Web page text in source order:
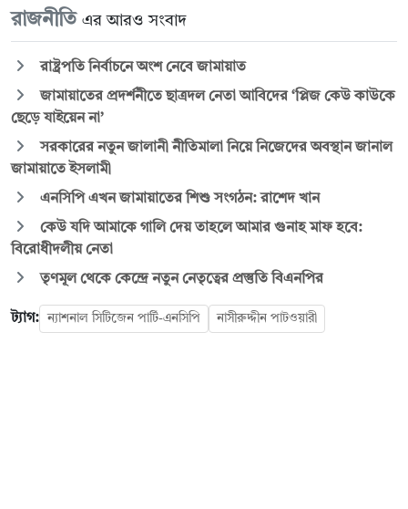
রাজনীতি এর আরও সংবাদ
রাষ্ট্রপতি নির্বাচনে অংশ নেবে জামায়াত
জামায়াতের প্রদর্শনীতে ছাত্রদল নেতা আবিদের ‘প্লিজ কেউ কাউকে
ছেড়ে যাইয়েন না’
সরকারের নতুন জালানী নীতিমালা নিয়ে নিজেদের অবস্থান জানাল
জামায়াতে ইসলামী
এনসিপি এখন জামায়াতের শিশু সংগঠন: রাশেদ খান
কেউ যদি আমাকে গালি দেয় তাহলে আমার গুনাহ মাফ হবে:
বিরোধীদলীয় নেতা
তৃণমূল থেকে কেন্দ্রে নতুন নেতৃত্বের প্রস্তুতি বিএনপির
ট্যাগ: ন্যাশনাল সিটিজেন পার্টি-এনসিপি নাসীরুদ্দীন পাটওয়ারী